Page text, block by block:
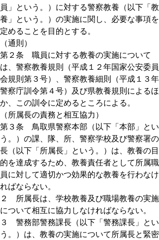
員」という。）に対する警察教養（以下「教
養」という。）の実施に関し、必要な事項を
定めることを目的とする。
（通則）
第２条 職員に対する教養の実施について
は、警察教養規則（平成１２年国家公安委員
会規則第３号）、警察教養細則（平成１３年
警察庁訓令第４号）及び県教養規則によるほ
か、この訓令に定めるところによる。
（所属長の責務と相互協力）
第３条 鳥取県警察本部（以下「本部」とい
う。）の課、隊、所、警察学校及び警察署の
長（以下「所属長」という。）は、教養の目
的を達成するため、教養責任者として所属職
員に対して適切かつ効果的な教養を行わなけ
ればならない。
２ 所属長は、学校教養及び職場教養の実施
について相互に協力しなければならない。
３ 警務部警務課長（以下「警務課長」とい
う。）は、教養の実施について所属長と緊密